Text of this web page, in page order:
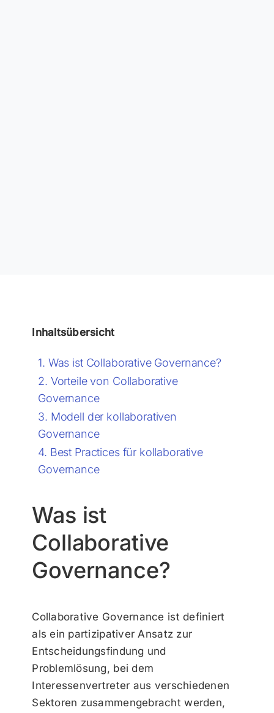
Inhaltsübersicht
Was ist Collaborative Governance?
Vorteile von Collaborative
Governance
Modell der kollaborativen
Governance
Best Practices für kollaborative
Governance
Was ist
Collaborative
Governance?
Collaborative Governance ist definiert
als ein partizipativer Ansatz zur
Entscheidungsfindung und
Problemlösung, bei dem
Interessenvertreter aus verschiedenen
Sektoren zusammengebracht werden,